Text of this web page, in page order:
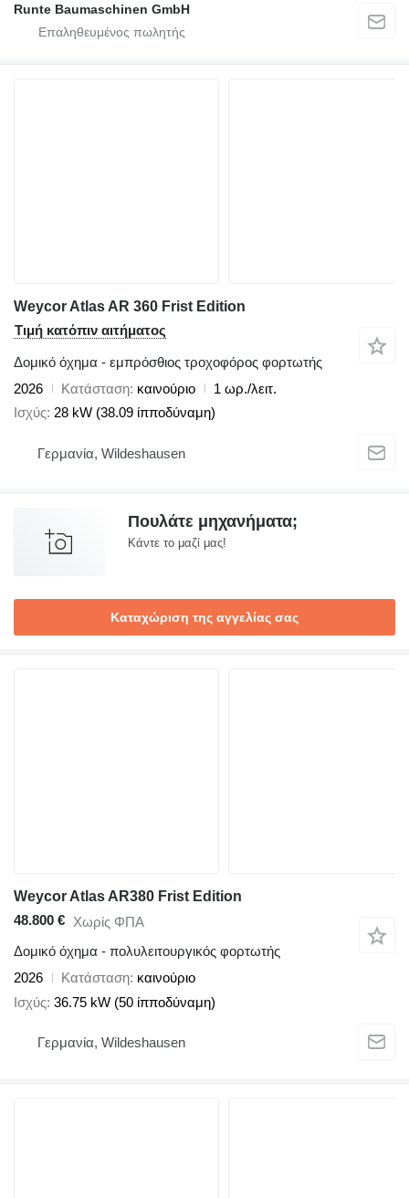
Runte Baumaschinen GmbH
Weycor Atlas AR 360 Frist Edition
Τιμή κατόπιν αιτήματος
Δομικό όχημα - εμπρόσθιος τροχοφόρος φορτωτής
2026
Κατάσταση καινούριο
1 ωρ./λειτ.
Ισχύς 28 kW (38.09 ίπποδύναμη)
Γερμανία, Wildeshausen
Πουλάτε μηχανήματα;
Κάντε το μαζί μας!
Καταχώριση της αγγελίας σας
Weycor Atlas AR380 Frist Edition
48.800 € Χωρίς ΦΠΑ
Δομικό όχημα - πολυλειτουργικός φορτωτής
2026
Κατάσταση καινούριο
Ισχύς 36.75 kW (50 ίπποδύναμη)
Γερμανία, Wildeshausen